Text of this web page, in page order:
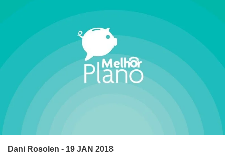
Dani Rosolen - 19 JAN 2018